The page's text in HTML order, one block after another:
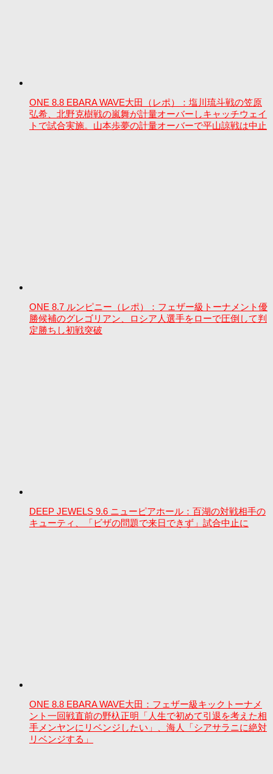
ONE 8.8 EBARA WAVE大田（レポ）：塩川琉斗戦の笠原
弘希、北野克樹戦の嵐舞が計量オーバーしキャッチウェイ
トで試合実施。山本歩夢の計量オーバーで平山諒戦は中止
ONE 8.7 ルンピニー（レポ）：フェザー級トーナメント優
勝候補のグレゴリアン、ロシア人選手をローで圧倒して判
定勝ちし初戦突破
DEEP JEWELS 9.6 ニューピアホール：百湖の対戦相手の
キューティ、「ビザの問題で来日できず」試合中止に
ONE 8.8 EBARA WAVE大田：フェザー級キックトーナメ
ント一回戦直前の野杁正明「人生で初めて引退を考えた相
手メンヤンにリベンジしたい」、海人「シアサラニに絶対
リベンジする」